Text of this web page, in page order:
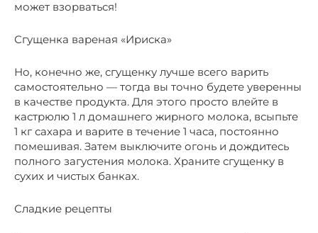
может взорваться!
Сгущенка вареная «Ириска»
Но, конечно же, сгущенку лучше всего варить
самостоятельно — тогда вы точно будете уверенны
в качестве продукта. Для этого просто влейте в
кастрюлю 1 л домашнего жирного молока, всыпьте
1 кг сахара и варите в течение 1 часа, постоянно
помешивая. Затем выключите огонь и дождитесь
полного загустения молока. Храните сгущенку в
сухих и чистых банках.
Сладкие рецепты